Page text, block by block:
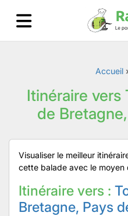
Accueil
Itinéraire vers
de
Visualiser le meilleur
cette balade avec le
Itinéraire vers :
Bretagne, Pays